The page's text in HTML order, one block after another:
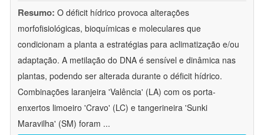
Resumo: O déficit hídrico provoca alterações
morfofisiológicas, bioquímicas e moleculares que
condicionam a planta a estratégias para aclimatização e/ou
adaptação. A metilação do DNA é sensível e dinâmica nas
plantas, podendo ser alterada durante o déficit hídrico.
Combinações laranjeira 'Valência' (LA) com os porta-
enxertos limoeiro 'Cravo' (LC) e tangerineira 'Sunki
Maravilha' (SM) foram ...